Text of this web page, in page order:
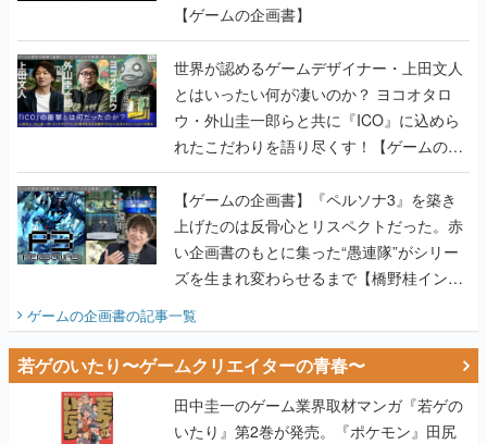
【ゲームの企画書】
世界が認めるゲームデザイナー・上田文人
とはいったい何が凄いのか？ ヨコオタロ
ウ・外山圭一郎らと共に『ICO』に込めら
れたこだわりを語り尽くす！【ゲームの企
画書】
【ゲームの企画書】『ペルソナ3』を築き
上げたのは反骨心とリスペクトだった。赤
い企画書のもとに集った“愚連隊”がシリー
ズを生まれ変わらせるまで【橋野桂インタ
ゲームの企画書の記事一覧
若ゲのいたり〜ゲームクリエイターの青春〜
田中圭一のゲーム業界取材マンガ『若ゲの
いたり』第2巻が発売。『ポケモン』田尻